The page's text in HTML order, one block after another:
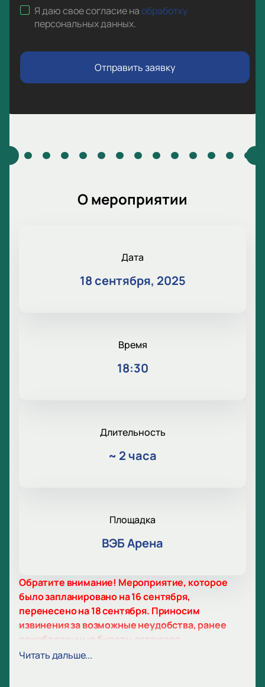
Я даю свое согласие наобработку
персональных данных.
Отправить заявку
О мероприятии
Дата
18 сентября, 2025
Время
18:30
Длительность
~ 2 часа
Площадка
ВЭБ Арена
Обратите внимание! Мероприятие, которое
было запланировано на 16 сентября,
перенесено на 18 сентября. Приносим
извинения за возможные неудобства, ранее
приобретенные билеты остаются
действительными.
Читать дальше...